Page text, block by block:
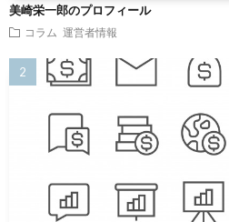
美崎栄一郎のプロフィール
コラム 運営者情報